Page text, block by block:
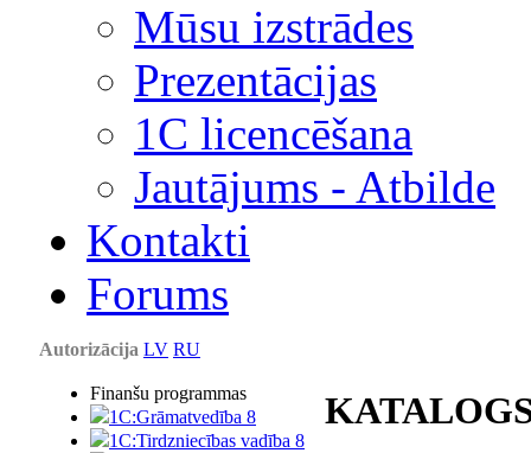
Mūsu izstrādes
Prezentācijas
1С licencēšana
Jautājums - Atbilde
Kontakti
Forums
Autorizācija LV RU
Finanšu programmas
1C:Grāmatvedība 8
1C:Tirdzniecības vadība 8